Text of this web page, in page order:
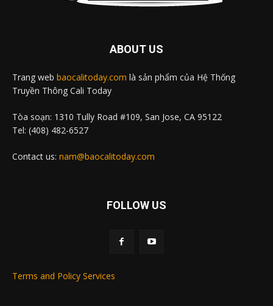
ABOUT US
Trang web baocalitoday.com là sản phẩm của Hệ Thống
Truyền Thông Cali Today
Tòa soạn: 1310 Tully Road #109, San Jose, CA 95122
Tel: (408) 482-6527
Contact us: nam@baocalitoday.com
FOLLOW US
Terms and Policy Services